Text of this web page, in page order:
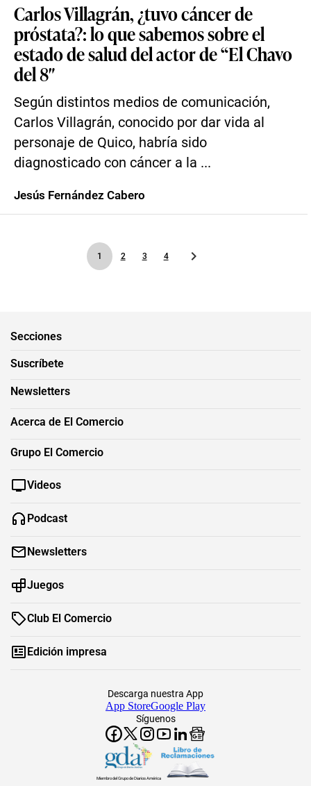
Carlos Villagrán, ¿tuvo cáncer de
próstata?: lo que sabemos sobre el
estado de salud del actor de “El Chavo
del 8″
Según distintos medios de comunicación,
Carlos Villagrán, conocido por dar vida al
personaje de Quico, habría sido
diagnosticado con cáncer a la ...
Jesús Fernández Cabero
1 2 3 4
Secciones
Suscríbete
Newsletters
Acerca de El Comercio
Grupo El Comercio
Videos
Podcast
Newsletters
Juegos
Club El Comercio
Edición impresa
Síguenos
Descarga nuestra App
App StoreGoogle Play
Miembro del Grupo de Diarios América